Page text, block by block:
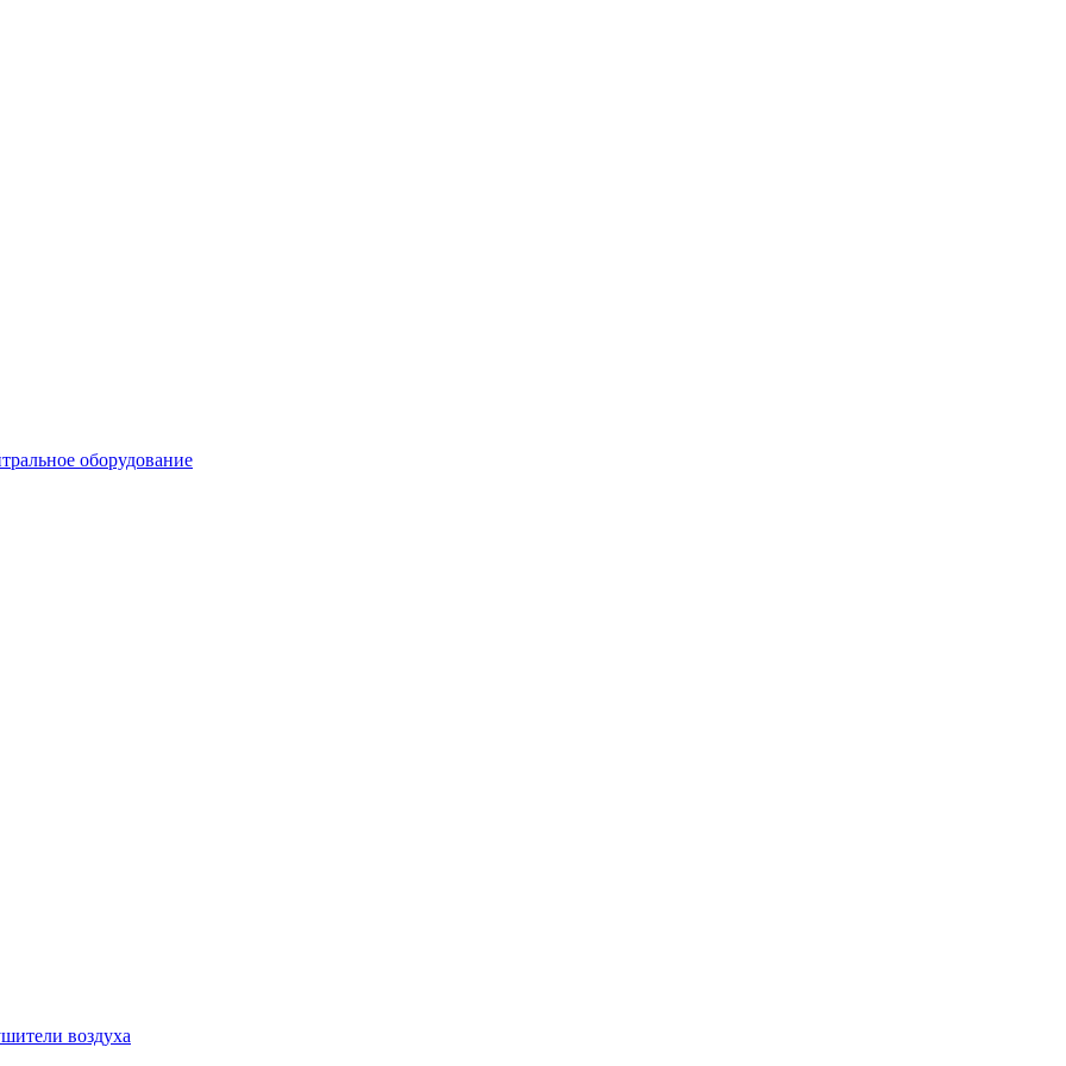
оборудование
воздуха